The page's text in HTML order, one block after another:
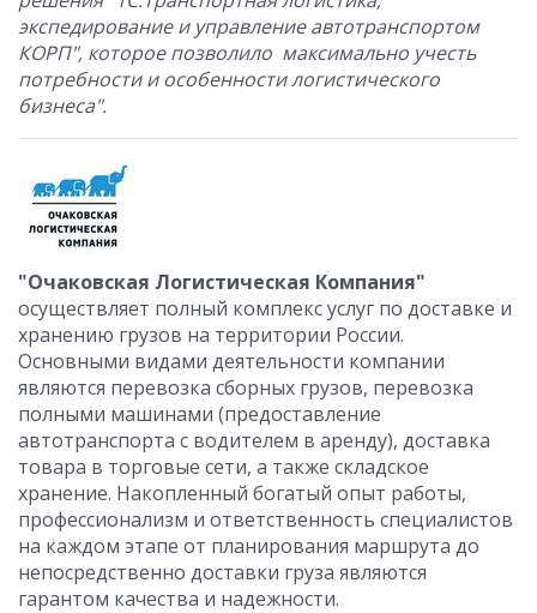
экспедирование и управление автотранспортом
КОРП", которое позволило максимально учесть
потребности и особенности логистического
бизнеса".
"Очаковская Логистическая Компания"
осуществляет полный комплекс услуг по доставке и
хранению грузов на территории России.
Основными видами деятельности компании
являются перевозка сборных грузов, перевозка
полными машинами (предоставление
автотранспорта с водителем в аренду), доставка
товара в торговые сети, а также складское
хранение. Накопленный богатый опыт работы,
профессионализм и ответственность специалистов
на каждом этапе от планирования маршрута до
непосредственно доставки груза являются
гарантом качества и надежности.